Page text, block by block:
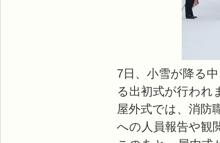
7日、小雪が降る
る出初式が行われ
屋外式では、消防
への人員報告や観